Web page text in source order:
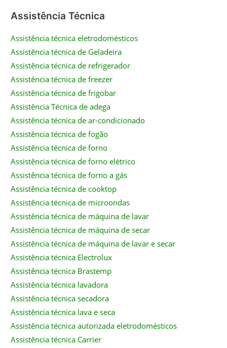
Assistência Técnica
Assistência técnica eletrodomésticos
Assistência técnica de Geladeira
Assistência técnica de refrigerador
Assistência técnica de freezer
Assistência técnica de frigobar
Assistência Técnica de adega
Assistência técnica de ar-condicionado
Assistência técnica de fogão
Assistência técnica de forno
Assistência técnica de forno elétrico
Assistência técnica de forno a gás
Assistência técnica de cooktop
Assistência técnica de microondas
Assistência técnica de máquina de lavar
Assistência técnica de máquina de secar
Assistência técnica de máquina de lavar e secar
Assistência técnica Electrolux
Assistência técnica Brastemp
Assistência técnica lavadora
Assistência técnica secadora
Assistência técnica lava e seca
Assistência técnica autorizada eletrodomésticos
Assistência técnica Carrier